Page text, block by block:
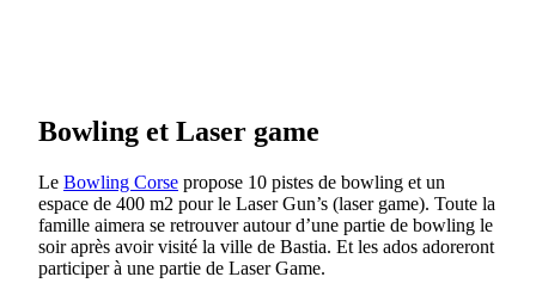
Bowling et Laser game
Le Bowling Corse propose 10 pistes de bowling et un
espace de 400 m2 pour le Laser Gun’s (laser game). Toute la
famille aimera se retrouver autour d’une partie de bowling le
soir après avoir visité la ville de Bastia. Et les ados adoreront
participer à une partie de Laser Game.